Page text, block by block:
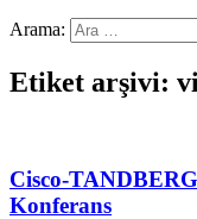
Arama:
Etiket arşivi:
Cisco-
Konferans